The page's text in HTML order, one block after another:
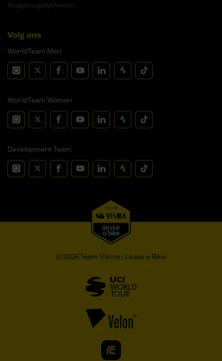
Stagemogelijkheden
Volg ons
WorldTeam Men
WorldTeam Women
Development Team
© 2026 Team Visma | Lease a Bike